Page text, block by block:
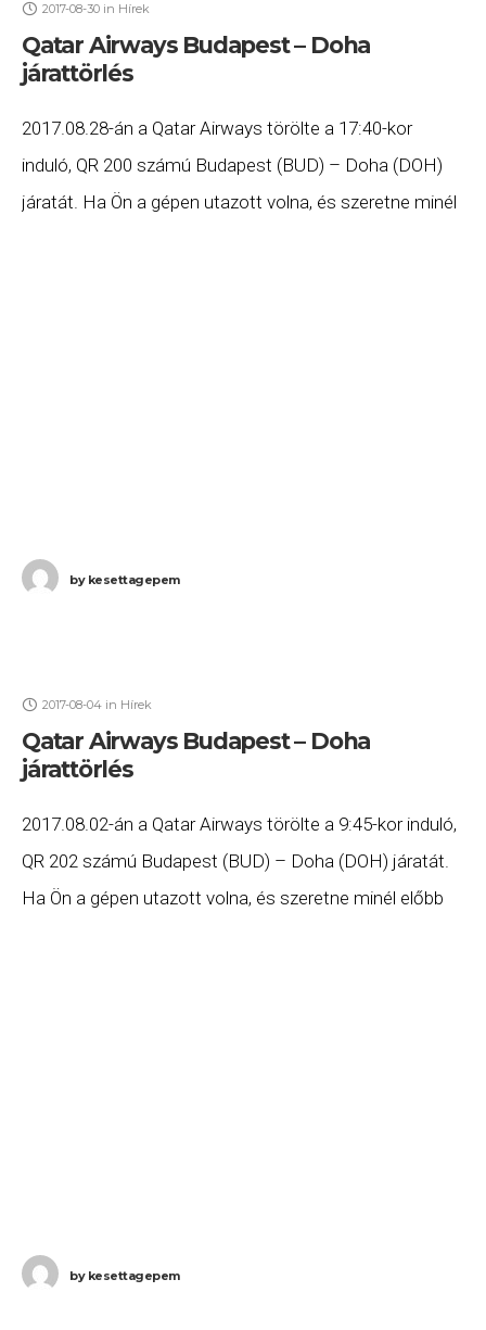
2017-08-30 in Hírek
Qatar Airways Budapest – Doha
járattörlés
2017.08.28-án a Qatar Airways törölte a 17:40-kor
induló, QR 200 számú Budapest (BUD) – Doha (DOH)
járatát. Ha Ön a gépen utazott volna, és szeretne minél
bykesettagepem
2017-08-04 in Hírek
Qatar Airways Budapest – Doha
járattörlés
2017.08.02-án a Qatar Airways törölte a 9:45-kor induló,
QR 202 számú Budapest (BUD) – Doha (DOH) járatát.
Ha Ön a gépen utazott volna, és szeretne minél előbb
bykesettagepem